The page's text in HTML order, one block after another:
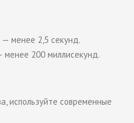
— менее 2,5 секунд.
менее 200 миллисекунд.
используйте современные